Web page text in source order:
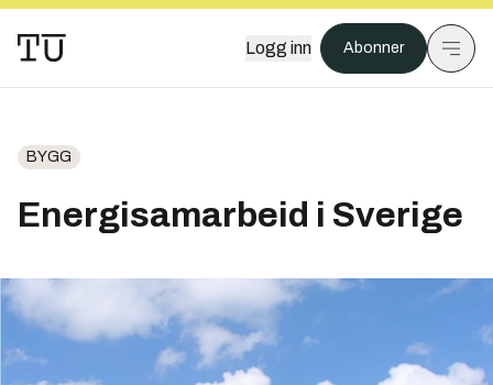
Logg inn Abonner
BYGG
Energisamarbeid i Sverige